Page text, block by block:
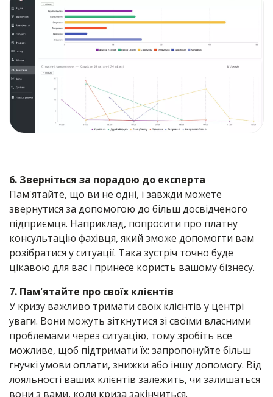
6. Зверніться за порадою до експерта
Пам'ятайте, що ви не одні, і завжди можете
звернутися за допомогою до більш досвідченого
підприємця. Наприклад, попросити про платну
консультацію фахівця, який зможе допомогти вам
розібратися у ситуації. Така зустріч точно буде
цікавою для вас і принесе користь вашому бізнесу.
7. Пам'ятайте про своїх клієнтів
У кризу важливо тримати своїх клієнтів у центрі
уваги. Вони можуть зіткнутися зі своїми власними
проблемами через ситуацію, тому зробіть все
можливе, щоб підтримати їх: запропонуйте більш
гнучкі умови оплати, знижки або іншу допомогу. Від
лояльності ваших клієнтів залежить, чи залишаться
вони з вами, коли криза закінчиться.